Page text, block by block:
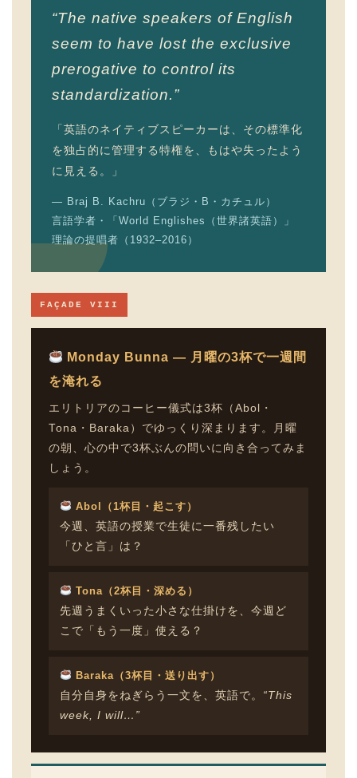
“The native speakers of English
seem to have lost the exclusive
prerogative to control its
standardization.”
「英語のネイティブスピーカーは、その標準化
を独占的に管理する特権を、もはや失ったよう
に見える。」
— Braj B. Kachru（ブラジ・B・カチュル）
言語学者・「World Englishes（世界諸英語）」
理論の提唱者（1932–2016）
FAÇADE VIII
Monday Bunna — 月曜の3杯で一週間
を淹れる
エリトリアのコーヒー儀式は3杯（Abol・
Tona・Baraka）でゆっくり深まります。月曜
の朝、心の中で3杯ぶんの問いに向き合ってみま
しょう。
Abol（1杯目・起こす）
今週、英語の授業で生徒に一番残したい
「ひと言」は？
Tona（2杯目・深める）
先週うまくいった小さな仕掛けを、今週ど
こで「もう一度」使える？
Baraka（3杯目・送り出す）
自分自身をねぎらう一文を、英語で。 “This
week, I will…”